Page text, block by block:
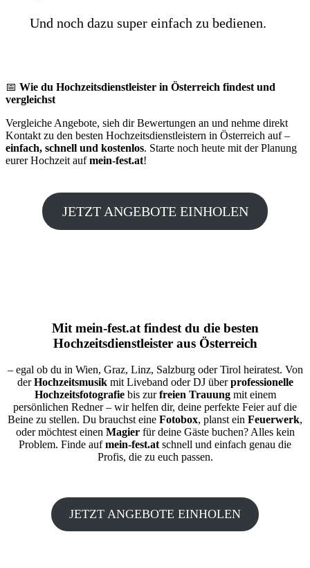
Und noch dazu super einfach zu bedienen.
📅 Wie du Hochzeitsdienstleister in Österreich findest und
vergleichst
Vergleiche Angebote, sieh dir Bewertungen an und nehme direkt
Kontakt zu den besten Hochzeitsdienstleistern in Österreich auf –
einfach, schnell und kostenlos. Starte noch heute mit der Planung
eurer Hochzeit aufmein-fest.at!
JETZT ANGEBOTE EINHOLEN
Mit mein-fest.atfindest du die besten
Hochzeitsdienstleister aus Österreich
– egal ob du in Wien, Graz, Linz, Salzburg oder Tirol heiratest. Von
derHochzeitsmusikmit Liveband oder DJ überprofessionelle
Hochzeitsfotografiebis zurfreien Trauungmit einem
persönlichen Redner – wir helfen dir, deine perfekte Feier auf die
Beine zu stellen. Du brauchst eine Fotobox, planst ein Feuerwerk,
oder möchtest einen Magierfür deine Gäste buchen? Alles kein
Problem. Finde aufmein-fest.atschnell und einfach genau die
Profis, die zu euch passen.
JETZT ANGEBOTE EINHOLEN